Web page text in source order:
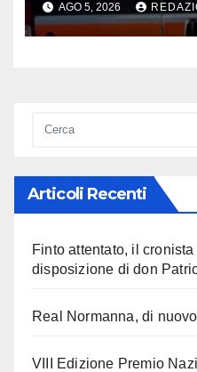
AGO 5, 2026
Articoli Recenti
Finto attentato, il
disposizione di don
Real Normanna, di
VIII Edizione Premio